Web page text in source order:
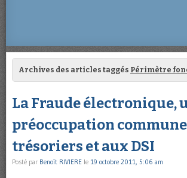
Archives des articles taggés Périmètre
La Fraude électronique,
préoccupation
trésoriers et aux DSI
Posté par Benoît RIVIERE le 19 octobre 2011, 5:06 am